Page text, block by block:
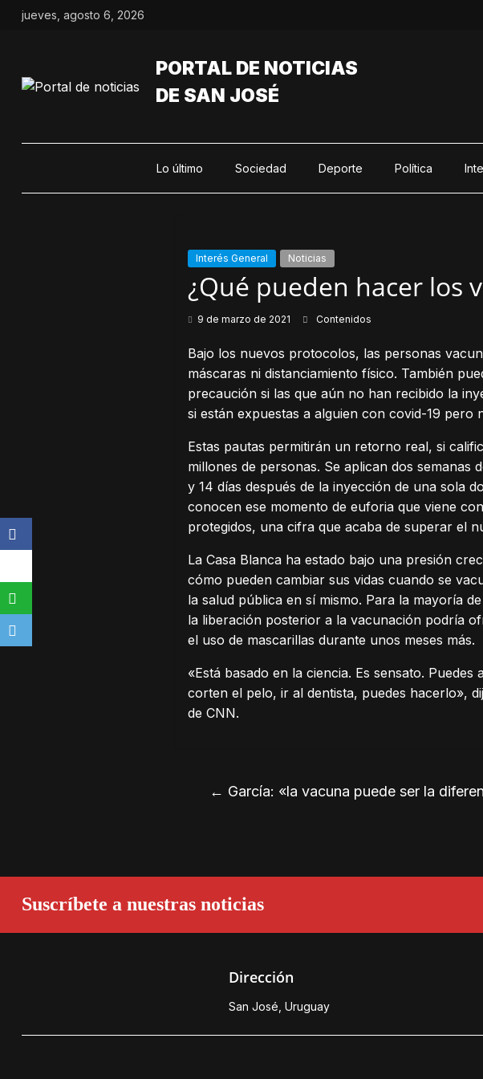
Saltarjueves, agosto 6, 2026
PORTAL DE NOTICIAS
DE SAN JOSÉ
Lo último Sociedad Deporte Política
Interés General Noticias
¿Qué pueden hacer los
9 de marzo de 2021 Contenidos
Bajo los nuevos protocolos, las personas
máscaras ni distanciamiento físico. También
precaución si las que aún no han recibido la
si están expuestas a alguien con covid-19
Estas pautas permitirán un retorno real, si
millones de personas. Se aplican dos semanas
y 14 días después de la inyección de una sola
conocen ese momento de euforia que viene
protegidos, una cifra que acaba de superar el
La Casa Blanca ha estado bajo una presión
cómo pueden cambiar sus vidas cuando se
la salud pública en sí mismo. Para la mayoría
la liberación posterior a la vacunación podría
el uso de mascarillas durante unos meses más.
«Está basado en la ciencia. Es sensato.
corten el pelo, ir al dentista, puedes hacerlo»,
de CNN.
← García: «la vacuna puede ser la
Suscríbete a nuestras noticias
Dirección
San José, Uruguay